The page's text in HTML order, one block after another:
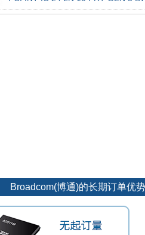
Broadcom(博通)的长期订单优